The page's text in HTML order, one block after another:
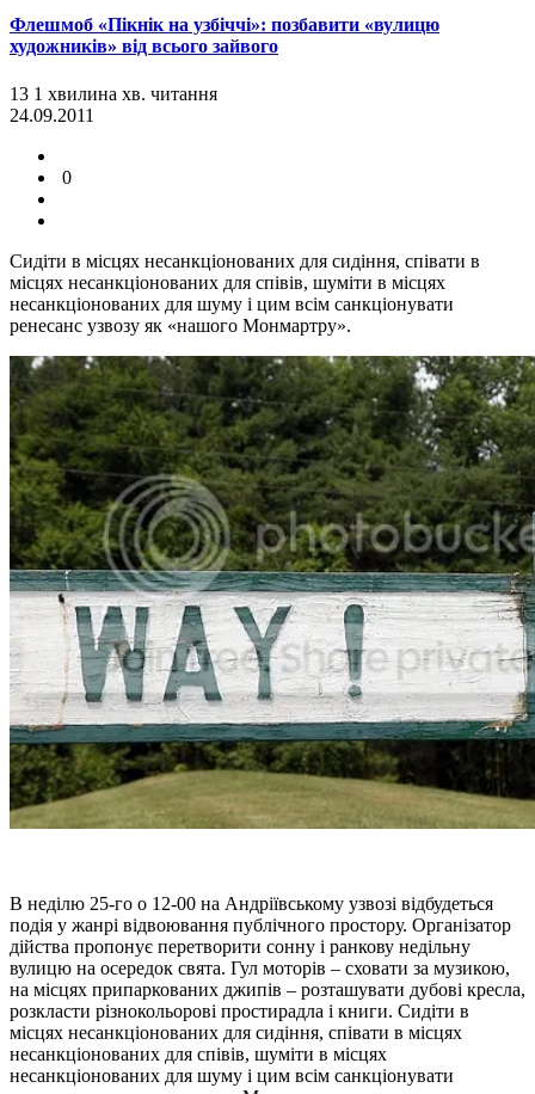
Флешмоб «Пікнік на узбіччі»: позбавити «вулицю
художників» від всього зайвого
13 1 хвилина хв. читання
24.09.2011
0
Сидіти в місцях несанкціонованих для сидіння, співати в
місцях несанкціонованих для співів, шуміти в місцях
несанкціонованих для шуму і цим всім санкціонувати
ренесанс узвозу як «нашого Монмартру».
В неділю 25-го о 12-00 на Андріївському узвозі відбудеться
подія у жанрі відвоювання публічного простору. Організатор
дійства пропонує перетворити сонну і ранкову недільну
вулицю на осередок свята. Гул моторів – сховати за музикою,
на місцях припаркованих джипів – розташувати дубові кресла,
розкласти різнокольорові простирадла і книги. Сидіти в
місцях несанкціонованих для сидіння, співати в місцях
несанкціонованих для співів, шуміти в місцях
несанкціонованих для шуму і цим всім санкціонувати